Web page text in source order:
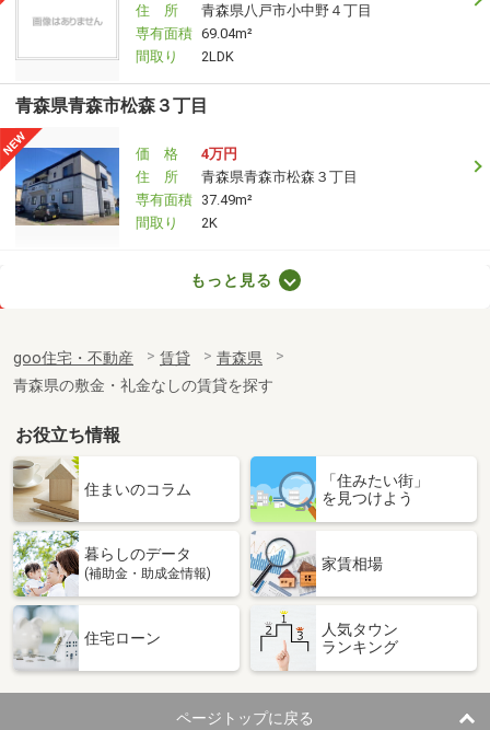
住 所
青森県八戸市小中野４丁目
専有面積 69.04m²
間取り
2LDK
青森県青森市松森３丁目
価 格
4万円
住 所
青森県青森市松森３丁目
専有面積 37.49m²
間取り
2K
青森県八戸市小中野３丁目
専有面積
60.19m²
間取り
2LDK
青森県青森市西大野１丁目
価 格
青森県青森市西大野１丁目
専有面積 43.12m²
間取り
青森県八戸市南白山台１
住 所
青森県八戸市南白山台１
専有面積 65.07m²
間取り
3DK
もっと見る
goo住宅・不動産 賃貸
青森県
青森県の敷金・礼金なしの賃貸を探す
お役立ち情報
住まいのコラム
「住みたい街」
を見つけよう
暮らしのデータ
(補助金・助成金情報)
家賃相場
住宅ローン
人気タウン
ランキング
ページトップに戻る